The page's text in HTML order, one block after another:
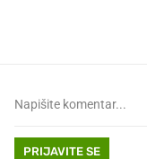
PRIJAVITE SE